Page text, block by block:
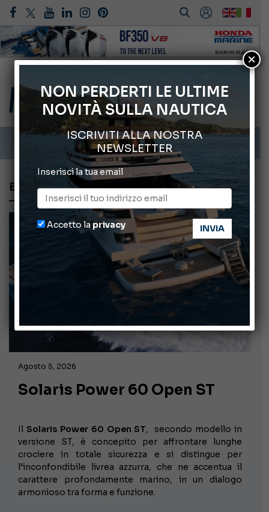
Montecristo Yachting, l’orologio per il diportista
Gommoni Callegari acquisisce Geniuss
66° Salone Nautico Internazionale di Genova
Svelati i Mondiali di Wakeboard 2026
Cannes Yachting Festival 2026: tutte le novità attese a settembre
BRUNELLO ACAMPORA
Agosto 5, 2026
Solaris Power 60 Open ST
Il Solaris Power 60 Open ST, secondo modello in
versione ST, è concepito per affrontare lunghe
crociere in totale sicurezza e si distingue per
l’inconfondibile livrea azzurra, che ne accentua il
carattere profondamente marino, in un dialogo
armonioso tra forma e funzione.
NON PERDERTI LE ULTIME
NOVITÀ SULLA NAUTICA
ISCRIVITI ALLA NOSTRA
NEWSLETTER
Inserisci la tua email
Accetto la privacy
×